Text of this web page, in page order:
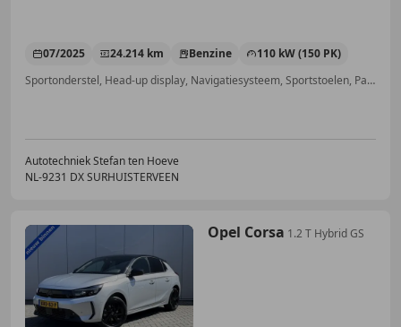
07/2025 24.214 km Benzine
110 kW (150 PK)
Sportonderstel, Head-up display, Navigatiesysteem, Sportstoelen, Parkeerhulp met camera, Multifunctioneel stuurwiel, Garantie, Dakrails
Autotechniek Stefan ten Hoeve
NL-9231 DX SURHUISTERVEEN
Opel Corsa 1.2 T Hybrid GS